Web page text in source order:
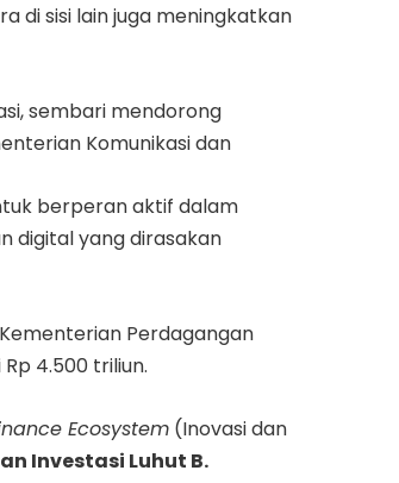
di sisi lain juga meningkatkan
sembari mendorong
Komunikasi dan
berperan aktif dalam
digital yang dirasakan
Perdagangan
4.500 triliun.
Ecosystem (Inovasi dan
Investasi Luhut B.